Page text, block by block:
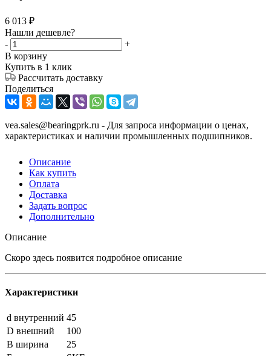
6 013 ₽
Нашли дешевле?
-
+
В корзину
Купить в 1 клик
Рассчитать доставку
Поделиться
vea.sales@bearingprk.ru - Для запроса информации о ценах,
характеристиках и наличии промышленных подшипников.
Описание
Как купить
Оплата
Доставка
Задать вопрос
Дополнительно
Описание
Скоро здесь появится подробное описание
Характеристики
d внутренний 45
D внешний
100
B ширина
25